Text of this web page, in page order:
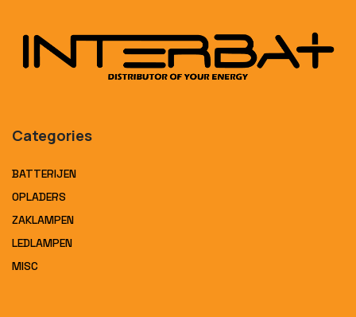
Categories
BATTERIJEN
OPLADERS
ZAKLAMPEN
LEDLAMPEN
MISC